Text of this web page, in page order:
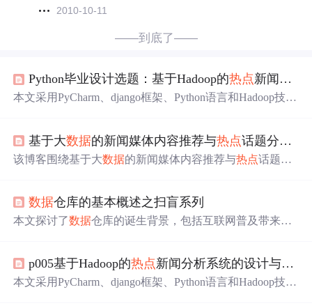
2010-10-11
——到底了——
Python毕业设计选题：基于Hadoop的热点新闻分析系统的设计与
本文采用PyCharm、django框架、Python语言和Hadoop技
功能。能将纸质管理转为在线管理，提高工作效率，且各
环节顺利完成，但仍有不足待完善。
基于大数据的新闻媒体内容推荐与热点话题分析系统的设计与
该博客围绕基于大数据的新闻媒体内容推荐与热点话题分
简化开发、MySQL数据库优势；还提到可联系获取详细视
频演示及展示了系统部分功能效果。
数据仓库的基本概述之扫盲系列
本文探讨了数据仓库的诞生背景，包括互联网普及带来的
库与数据库的区别。最后介绍了传统数据仓库和大数据数
据仓库的建设方案及各自面临的挑战。
p005基于Hadoop的热点新闻分析系统的设计与实现
本文采用PyCharm、django框架、Python语言和Hadoop技